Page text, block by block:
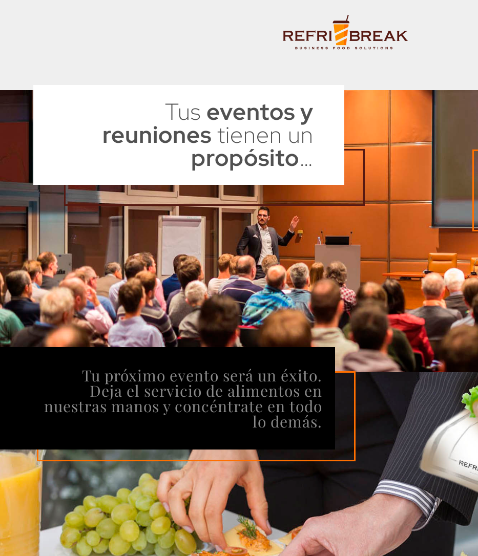
Tus eventos y
reuniones tienen un
propósito…
Tu próximo evento será un éxito.
Deja el servicio de alimentos en
nuestras manos y concéntrate en todo
lo demás.